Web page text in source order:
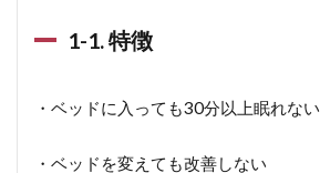
1-1. 特徴
・ベッドに入っても30分以上眠れない
・ベッドを変えても改善しない